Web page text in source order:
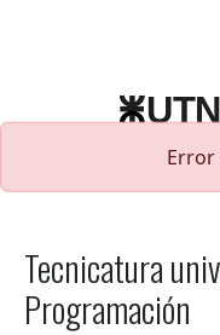
Error
Tecnicatura
Programación